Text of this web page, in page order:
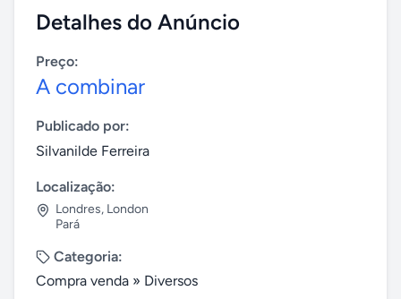
Detalhes do Anúncio
Preço:
A combinar
Publicado por:
Silvanilde Ferreira
Localização:
Londres, London
Pará
Categoria:
Compra venda » Diversos